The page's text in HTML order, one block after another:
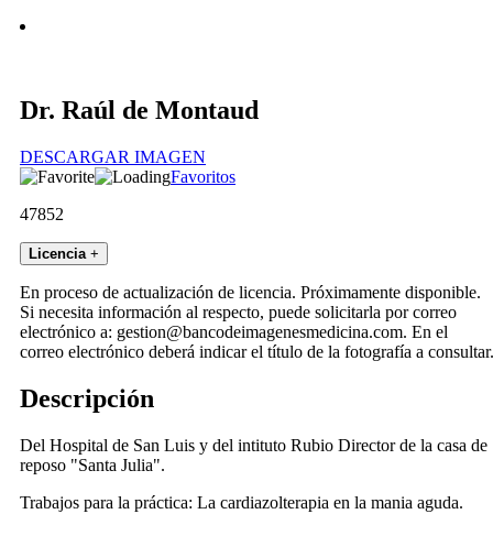
Dr. Raúl de Montaud
DESCARGAR IMAGEN
Favoritos
47852
Licencia +
En proceso de actualización de licencia. Próximamente disponible.
Si necesita información al respecto, puede solicitarla por correo
electrónico a: gestion@bancodeimagenesmedicina.com. En el
correo electrónico deberá indicar el título de la fotografía a consultar.
Descripción
Del Hospital de San Luis y del intituto Rubio Director de la casa de
reposo "Santa Julia".
Trabajos para la práctica: La cardiazolterapia en la mania aguda.